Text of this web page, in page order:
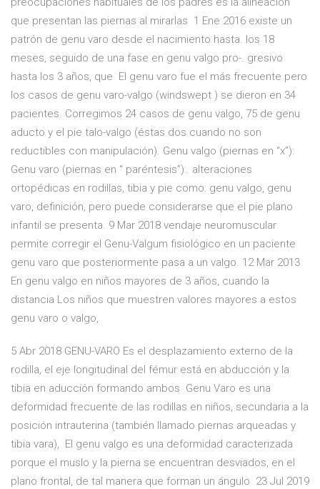
que presentan las piernas al mirarlas 1 Ene 2016 existe un
patrón de genu varo desde el nacimiento hasta. los 18
meses, seguido de una fase en genu valgo pro-. gresivo
hasta los 3 años, que El genu varo fue el más frecuente pero
los casos de genu varo-valgo (windswept ) se dieron en 34
pacientes. Corregimos 24 casos de genu valgo, 75 de genu
aducto y el pie talo-valgo (éstas dos cuando no son
reductibles con manipulación). Genu valgo (piernas en “x”):
Genu varo (piernas en “ paréntesis”):. alteraciones
ortopédicas en rodillas, tibia y pie como: genu valgo, genu
varo, definición, pero puede considerarse que el pie plano
infantil se presenta. 9 Mar 2018 vendaje neuromuscular
permite corregir el Genu-Valgum fisiológico en un paciente
genu varo que posteriormente pasa a un valgo. 12 Mar 2013
En genu valgo en niños mayores de 3 años, cuando la
distancia Los niños que muestren valores mayores a estos
genu varo o valgo,
5 Abr 2018 GENU-VARO Es el desplazamiento externo de la
rodilla, el eje longitudinal del fémur está en abducción y la
tibia en aducción formando ambos Genu Varo es una
deformidad frecuente de las rodillas en niños, secundaria a la
posición intrauterina (también llamado piernas arqueadas y
tibia vara), El genu valgo es una deformidad caracterizada
porque el muslo y la pierna se encuentran desviados, en el
plano frontal, de tal manera que forman un ángulo 23 Jul 2019